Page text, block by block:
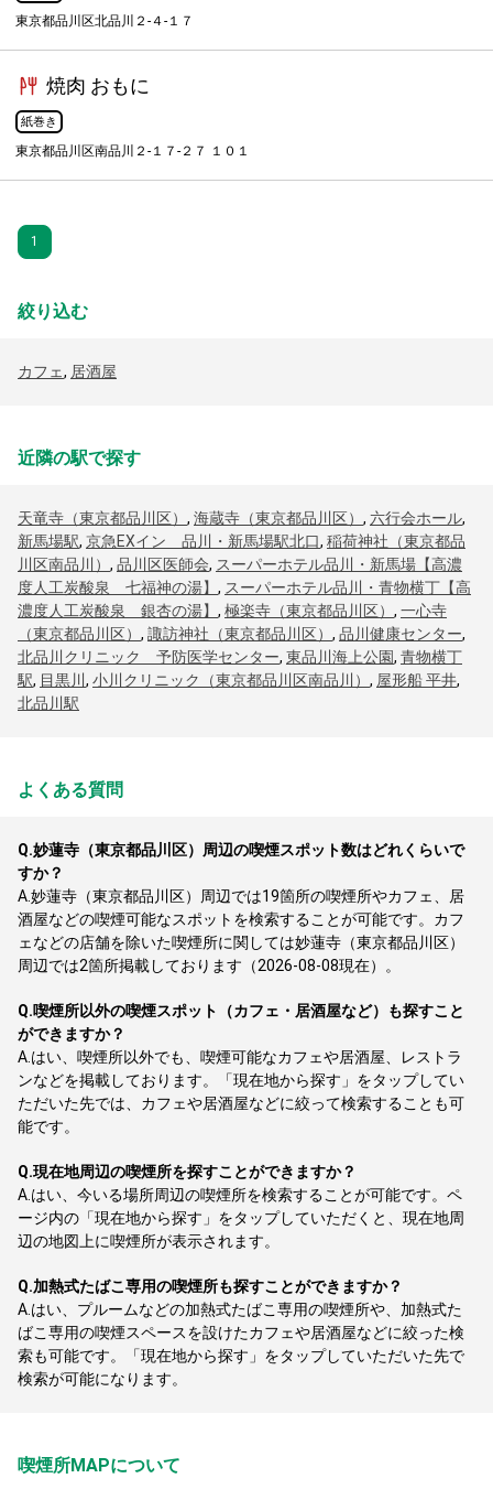
東京都品川区北品川２-４-１７
焼肉 おもに
紙巻き
東京都品川区南品川２-１７-２７ １０１
1
絞り込む
カフェ, 居酒屋
近隣の駅で探す
天竜寺（東京都品川区） , 海蔵寺（東京都品川区） , 六行会ホール,
新馬場駅, 京急EXイン 品川・新馬場駅北口, 稲荷神社（東京都品
川区南品川） , 品川区医師会, スーパーホテル品川・新馬場【高濃
度人工炭酸泉 七福神の湯】 , スーパーホテル品川・青物横丁【高
濃度人工炭酸泉 銀杏の湯】 , 極楽寺（東京都品川区） , 一心寺
（東京都品川区） , 諏訪神社（東京都品川区） , 品川健康センター,
北品川クリニック 予防医学センター, 東品川海上公園, 青物横丁
駅, 目黒川 , 小川クリニック（東京都品川区南品川） , 屋形船 平井,
北品川駅
よくある質問
Q.妙蓮寺（東京都品川区）周辺の喫煙スポット数はどれくらいで
すか？
A.妙蓮寺（東京都品川区）周辺では19箇所の喫煙所やカフェ、居
酒屋などの喫煙可能なスポットを検索することが可能です。カフ
ェなどの店舗を除いた喫煙所に関しては妙蓮寺（東京都品川区）
周辺では2箇所掲載しております（2026-08-08現在）。
Q.喫煙所以外の喫煙スポット（カフェ・居酒屋など）も探すこと
ができますか？
A. はい、喫煙所以外でも、喫煙可能なカフェや居酒屋、レストラ
ンなどを掲載しております。「現在地から探す」をタップしてい
ただいた先では、カフェや居酒屋などに絞って検索することも可
能です。
Q.現在地周辺の喫煙所を探すことができますか？
A. はい、今いる場所周辺の喫煙所を検索することが可能です。ペ
ージ内の「現在地から探す」をタップしていただくと、現在地周
辺の地図上に喫煙所が表示されます。
Q.加熱式たばこ専用の喫煙所も探すことができますか？
A. はい、プルームなどの加熱式たばこ専用の喫煙所や、加熱式た
ばこ専用の喫煙スペースを設けたカフェや居酒屋などに絞った検
索も可能です。「現在地から探す」をタップしていただいた先で
検索が可能になります。
喫煙所MAPについて